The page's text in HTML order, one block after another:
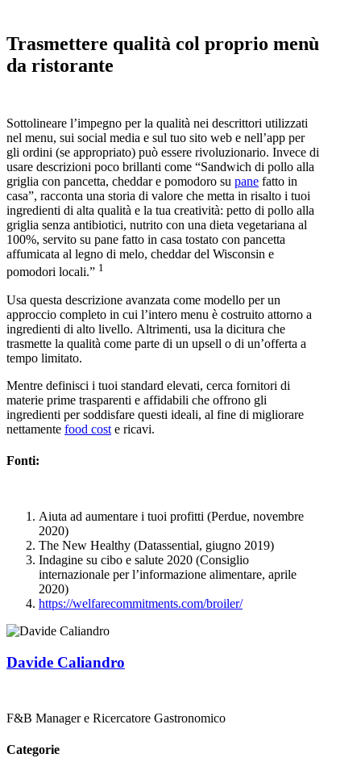
Trasmettere qualità col proprio menù
da ristorante
Sottolineare l’impegno per la qualità nei descrittori utilizzati
nel menu, sui social media e sul tuo sito web e nell’app per
gli ordini (se appropriato) può essere rivoluzionario. Invece di
usare descrizioni poco brillanti come “Sandwich di pollo alla
griglia con pancetta, cheddar e pomodoro su pane fatto in
casa”, racconta una storia di valore che metta in risalto i tuoi
ingredienti di alta qualità e la tua creatività: petto di pollo alla
griglia senza antibiotici, nutrito con una dieta vegetariana al
100%, servito su pane fatto in casa tostato con pancetta
affumicata al legno di melo, cheddar del Wisconsin e
pomodori locali.” 1
Usa questa descrizione avanzata come modello per un
approccio completo in cui l’intero menu è costruito attorno a
ingredienti di alto livello. Altrimenti, usa la dicitura che
trasmette la qualità come parte di un upsell o di un’offerta a
tempo limitato.
Mentre definisci i tuoi standard elevati, cerca fornitori di
materie prime trasparenti e affidabili che offrono gli
ingredienti per soddisfare questi ideali, al fine di migliorare
nettamente food cost e ricavi.
Fonti:
Aiuta ad aumentare i tuoi profitti (Perdue, novembre
2020)
The New Healthy (Datassential, giugno 2019)
Indagine su cibo e salute 2020 (Consiglio
internazionale per l’informazione alimentare, aprile
2020)
https://welfarecommitments.com/broiler/
Davide Caliandro
F&B Manager e Ricercatore Gastronomico
Categorie